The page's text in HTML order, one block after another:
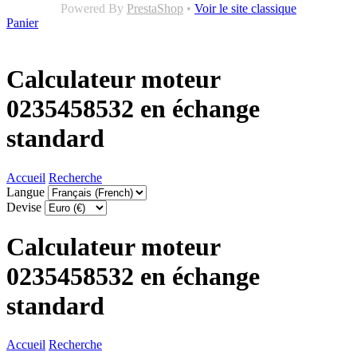
Powered By PrestaShop • Voir le site classique
Panier
Calculateur moteur
0235458532 en échange
standard
Accueil Recherche
Langue
Devise
Calculateur moteur
0235458532 en échange
standard
Accueil Recherche